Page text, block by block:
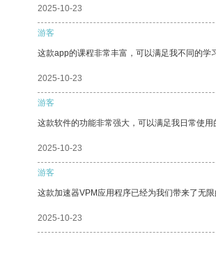
2025-10-23
游客
这款app的课程非常丰富，可以满足我不同的学
2025-10-23
游客
这款软件的功能非常强大，可以满足我日常使用
2025-10-23
游客
这款加速器VPM应用程序已经为我们带来了无限
2025-10-23